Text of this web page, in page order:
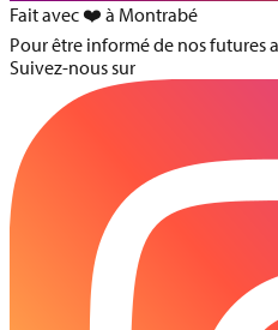
Fait avec ❤️ à Montrabé
Pour être informé de nos futures
Suivez-nous sur